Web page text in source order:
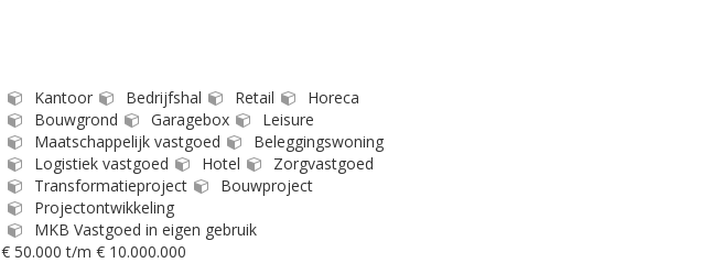
Kantoor Bedrijfshal Retail
Horeca
Bouwgrond
Garagebox
Leisure
Maatschappelijk vastgoed
Beleggingswoning
Logistiek vastgoed
Hotel
Zorgvastgoed
Transformatieproject
Bouwproject
Projectontwikkeling
MKB Vastgoed in eigen gebruik
€ 50.000 t/m € 10.000.000